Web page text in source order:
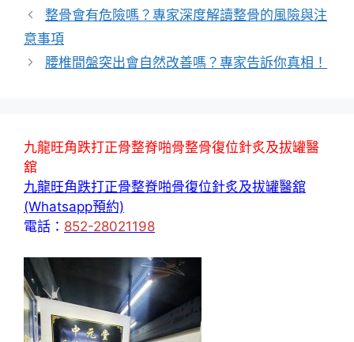
整骨會有危險嗎？專家深度解讀整骨的風險與注
意事項
腰椎間盤突出會自然改善嗎？專家告訴你真相！
九龍旺角跌打正骨整脊啪骨整骨復位針炙及拔罐醫
舘
九龍旺角跌打正骨整脊啪骨復位針炙及拔罐醫舘
(Whatsapp預約)
電話： 852-28021198